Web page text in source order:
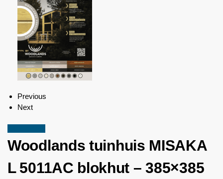
Previous
Next
Woodlands tuinhuis MISAKA
L 5011AC blokhut – 385×385